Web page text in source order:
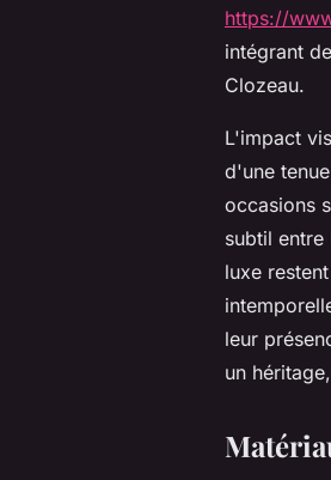
https://
intégrant
Clozeau.
L'impact
d'une
occasions
subtil
luxe
leur
un